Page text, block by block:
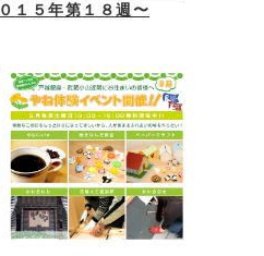
０１５年第１８週〜